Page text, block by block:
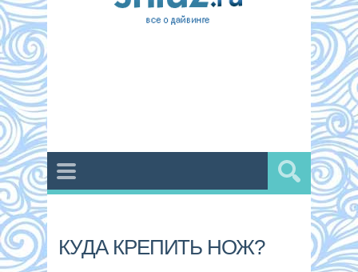
КУДА КРЕПИТЬ НОЖ?